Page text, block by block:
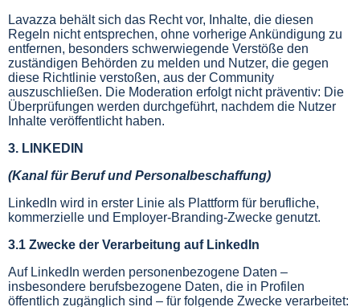
Lavazza behält sich das Recht vor, Inhalte, die diesen
Regeln nicht entsprechen, ohne vorherige Ankündigung zu
entfernen, besonders schwerwiegende Verstöße den
zuständigen Behörden zu melden und Nutzer, die gegen
diese Richtlinie verstoßen, aus der Community
auszuschließen. Die Moderation erfolgt nicht präventiv: Die
Überprüfungen werden durchgeführt, nachdem die Nutzer
Inhalte veröffentlicht haben.
3. LINKEDIN
(Kanal für Beruf und Personalbeschaffung)
LinkedIn wird in erster Linie als Plattform für berufliche,
kommerzielle und Employer-Branding-Zwecke genutzt.
3.1 Zwecke der Verarbeitung auf LinkedIn
Auf LinkedIn werden personenbezogene Daten –
insbesondere berufsbezogene Daten, die in Profilen
öffentlich zugänglich sind – für folgende Zwecke verarbeitet: